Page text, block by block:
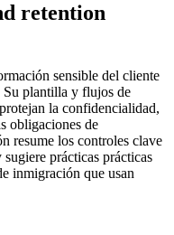
retention
sensible del cliente
Su plantilla y flujos de
la confidencialidad,
obligaciones de
resume los controles clave
prácticas prácticas
inmigración que usan